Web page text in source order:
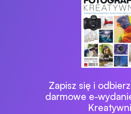
Zapisz się i odbierz
darmowe e-